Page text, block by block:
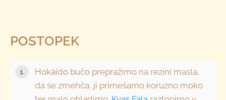
POSTOPEK
Hokaido bučo prepražimo na rezini masla,
da se zmehča, ji primešamo koruzno moko